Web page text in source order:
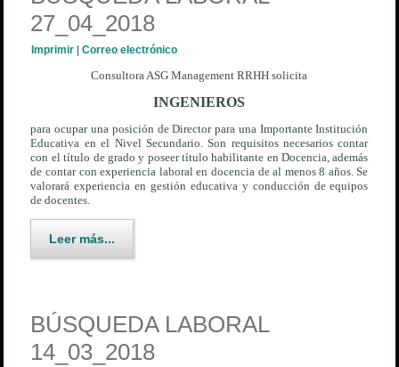
27_04_2018
Imprimir |Correo electrónico
Consultora ASG Management RRHH solicita
INGENIEROS
para ocupar una posición de Director para una Importante Institución
Educativa en el Nivel Secundario. Son requisitos necesarios contar
con el título de grado y poseer título habilitante en Docencia, además
de contar con experiencia laboral en docencia de al menos 8 años. Se
valorará experiencia en gestión educativa y conducción de equipos
de docentes.
Leer más...
BÚSQUEDA LABORAL
14_03_2018